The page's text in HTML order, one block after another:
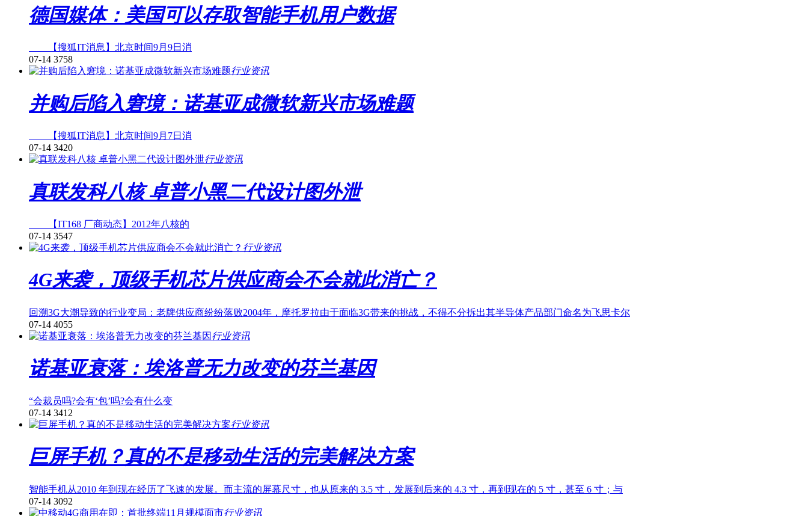
德国媒体：美国可以存取智能手机用户数据
【搜狐IT消息】北京时间9月9日消
07-14 3758
行业资讯
并购后陷入窘境：诺基亚成微软新兴市场难题
【搜狐IT消息】北京时间9月7日消
07-14 3420
行业资讯
真联发科八核 卓普小黑二代设计图外泄
【IT168 厂商动态】2012年八核的
07-14 3547
行业资讯
4G来袭，顶级手机芯片供应商会不会就此消亡？
回溯3G大潮导致的行业变局：老牌供应商纷纷落败2004年，摩托罗拉由于面临3G带来的挑战，不得不分拆出其半导体产品部门命名为飞思卡尔
07-14 4055
行业资讯
诺基亚衰落：埃洛普无力改变的芬兰基因
“会裁员吗?会有‘包’吗?会有什么变
07-14 3412
行业资讯
巨屏手机？真的不是移动生活的完美解决方案
智能手机从2010 年到现在经历了飞速的发展。而主流的屏幕尺寸，也从原来的 3.5 寸，发展到后来的 4.3 寸，再到现在的 5 寸，甚至 6 寸；与
07-14 3092
行业资讯